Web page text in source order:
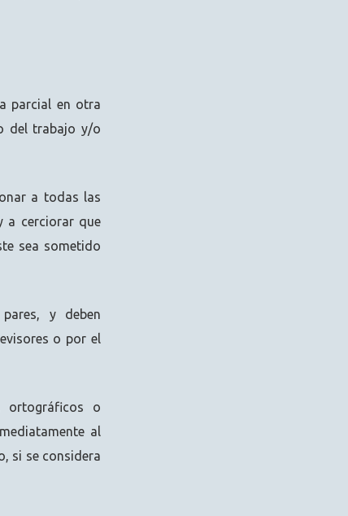
parcial en otra
del trabajo y/o
a todas las
a cerciorar que
sea sometido
y deben
o por el
ortográficos o
al
si se considera